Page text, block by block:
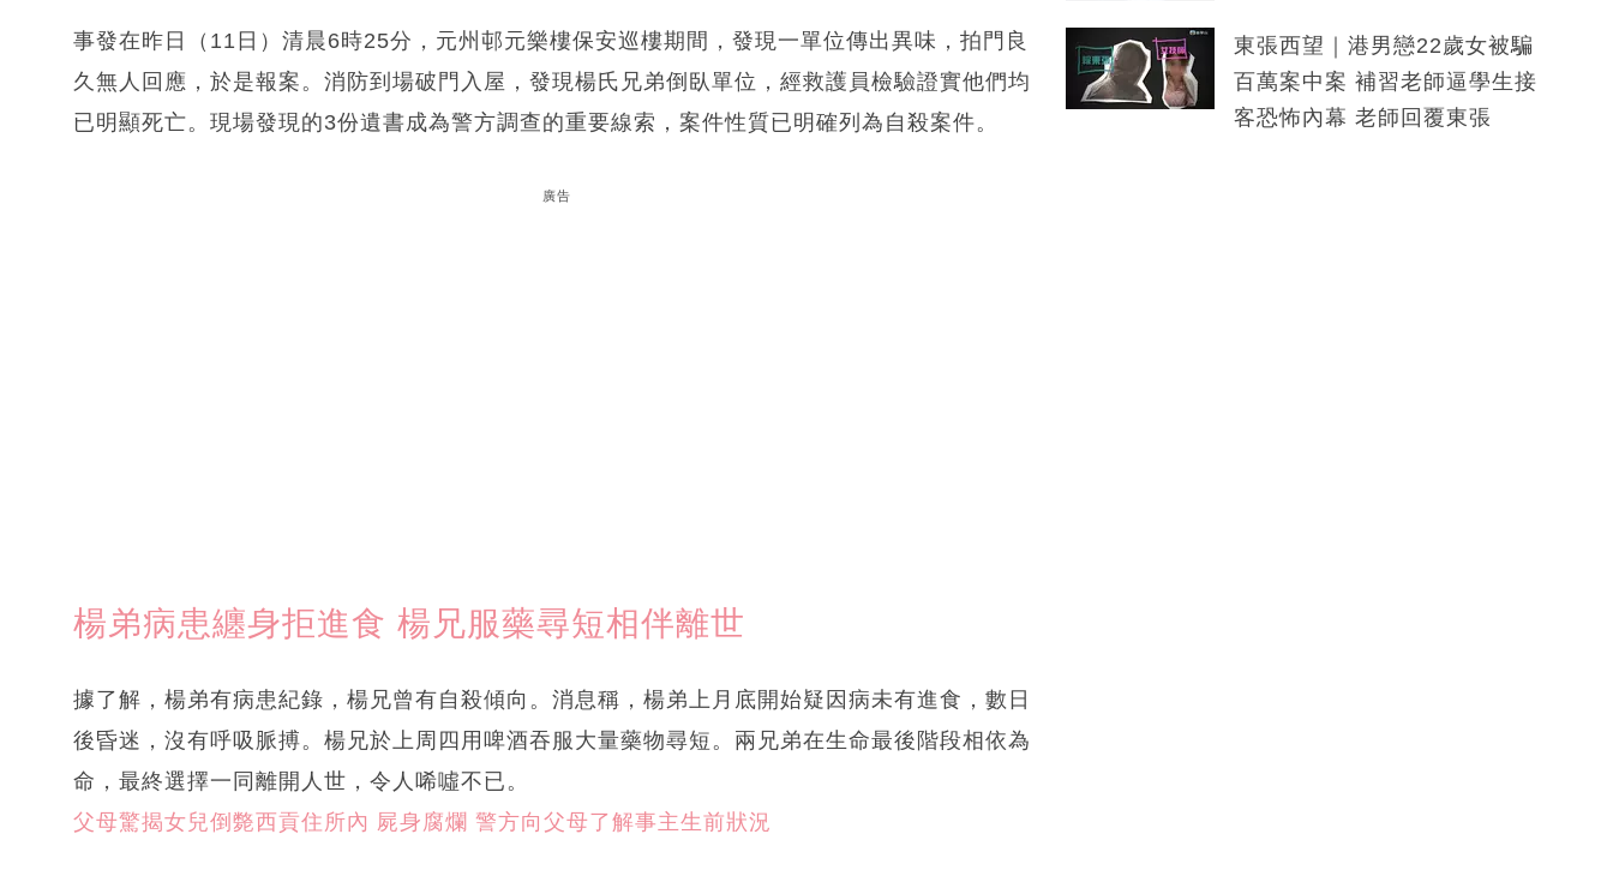
事發在昨日（11日）清晨6時25分，元州邨元樂樓保安巡樓期間，發現一單位傳出異味，拍門良
久無人回應，於是報案。消防到場破門入屋，發現楊氏兄弟倒臥單位，經救護員檢驗證實他們均
已明顯死亡。現場發現的3份遺書成為警方調查的重要線索，案件性質已明確列為自殺案件。
廣告
楊弟病患纏身拒進食 楊兄服藥尋短相伴離世
據了解，楊弟有病患紀錄，楊兄曾有自殺傾向。消息稱，楊弟上月底開始疑因病未有進食，數日
後昏迷，沒有呼吸脈搏。楊兄於上周四用啤酒吞服大量藥物尋短。兩兄弟在生命最後階段相依為
命，最終選擇一同離開人世，令人唏噓不已。
父母驚揭女兒倒斃西貢住所內 屍身腐爛 警方向父母了解事主生前狀況
東張西望｜港男戀22歲女被騙
百萬案中案 補習老師逼學生接
客恐怖內幕 老師回覆東張